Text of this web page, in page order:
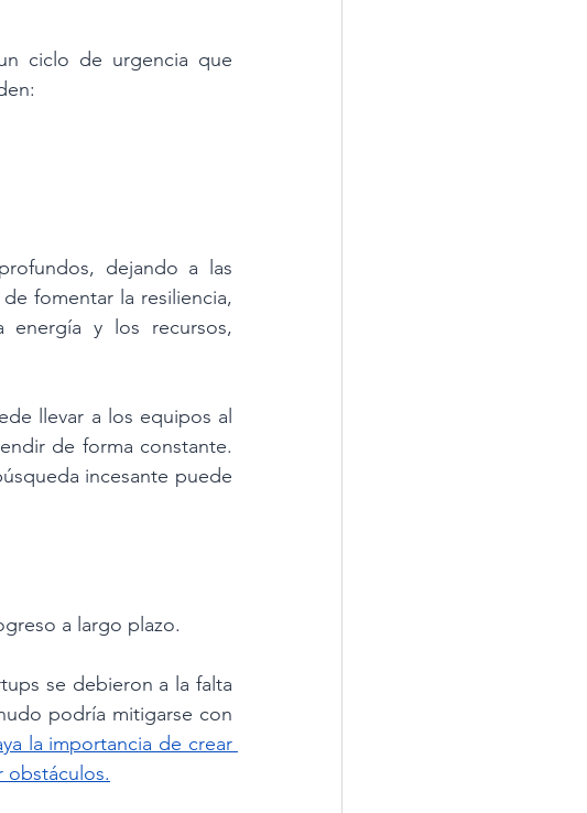
ciclo de urgencia que
dejando a las
fomentar la resiliencia,
y los recursos,
llevar a los equipos al
de forma constante.
incesante puede
a largo plazo.
se debieron a la falta
podría mitigarse con
la importancia de crear
obstáculos.